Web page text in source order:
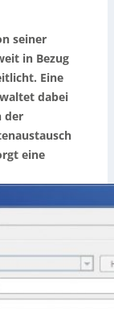
seiner
in Bezug
Eine
dabei
der
eine